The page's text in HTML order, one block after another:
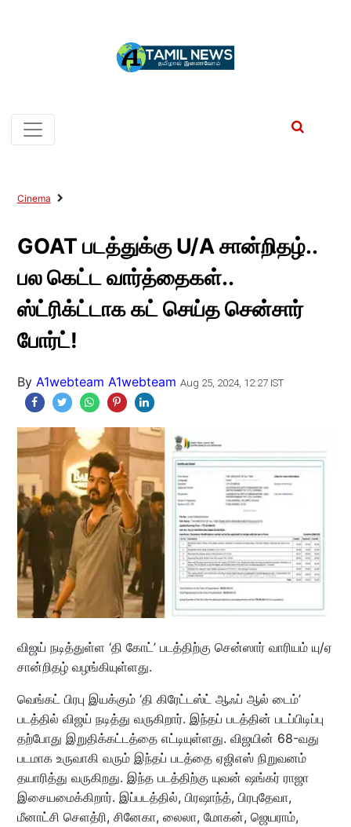
Cinema
GOAT படத்துக்கு U/A சான்றிதழ்..
பல கெட்ட வார்த்தைகள்..
ஸ்ட்ரிக்ட்டாக கட் செய்த சென்சார்
போர்ட்!
By A1webteam A1webteam Aug 25, 2024, 12:27 IST
விஜய் நடித்துள்ள ‘தி கோட்’ படத்திற்கு சென்ஸார் வாரியம் யு/ஏ
சான்றிதழ் வழங்கியுள்ளது.
வெங்கட் பிரபு இயக்கும் ‘தி கிரேட்டஸ்ட் ஆஃப் ஆல் டைம்’
படத்தில் விஜய் நடித்து வருகிறார். இந்தப் படத்தின் படப்பிடிப்பு
தற்போது இறுதிக்கட்டத்தை எட்டியுள்ளது. விஜயின் 68-வது
படமாக உருவாகி வரும் இந்தப் படத்தை ஏஜிஎஸ் நிறுவனம்
தயாரித்து வருகிறது. இந்த படத்திற்கு யுவன் ஷங்கர் ராஜா
இசையமைக்கிறார். இப்படத்தில், பிரஷாந்த், பிரபுதேவா,
மீனாட்சி செளத்ரி, சினேகா, லைலா, மோகன், ஜெயராம்,